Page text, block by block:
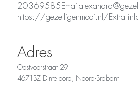
https://gezelligenmooi.nl/Extra
Adres
Oostvoorstraat 29
4671BZ Dinteloord, Noord-Brabant